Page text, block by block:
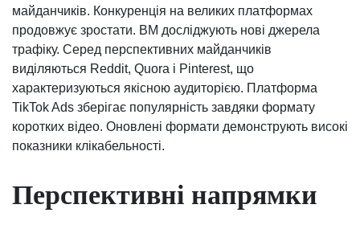
майданчиків. Конкуренція на великих платформах
продовжує зростати. ВМ досліджують нові джерела
трафіку. Серед перспективних майданчиків
виділяються Reddit, Quora і Pinterest, що
характеризуються якісною аудиторією. Платформа
TikTok Ads зберігає популярність завдяки формату
коротких відео. Оновлені формати демонструють високі
показники клікабельності.
Перспективні напрямки